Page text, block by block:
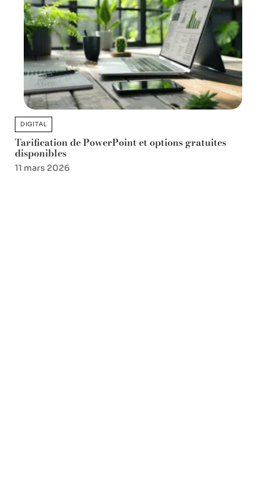
DIGITAL
Tarification de PowerPoint et options gratuites
disponibles
11 mars 2026